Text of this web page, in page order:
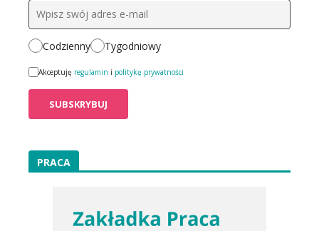
Codzienny Tygodniowy
Akceptuję regulamin i politykę prywatności
PRACA